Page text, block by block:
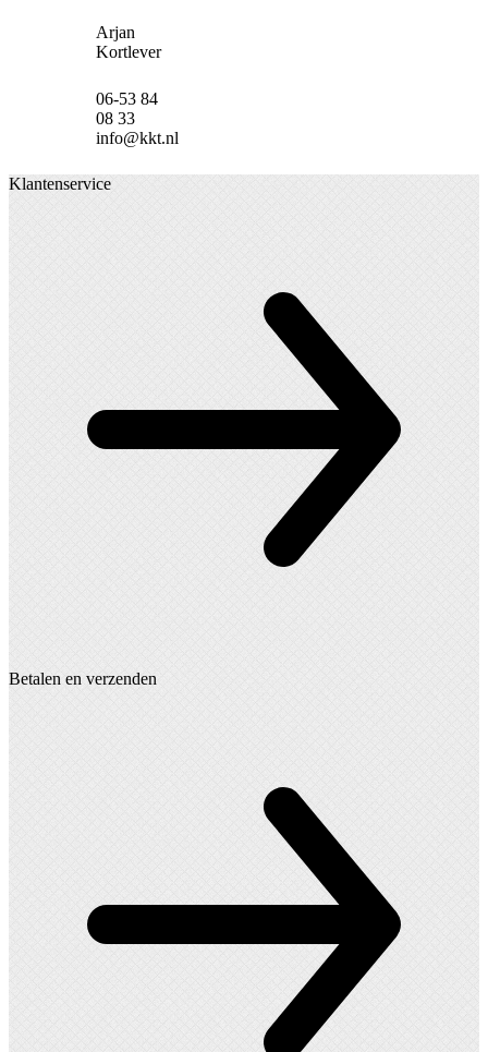
Arjan
Kortlever
06-53 84
08 33
info@kkt.nl
Klantenservice
Betalen en verzenden